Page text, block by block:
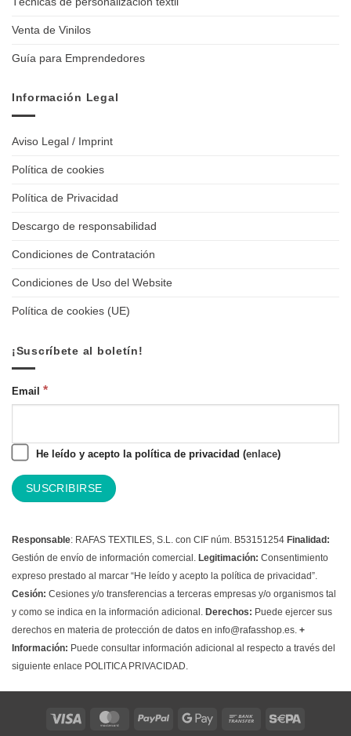
Venta de Vinilos
Guía para Emprendedores
Información Legal
Aviso Legal / Imprint
Política de cookies
Política de Privacidad
Descargo de responsabilidad
Condiciones de Contratación
Condiciones de Uso del Website
Política de cookies (UE)
¡Suscríbete al boletín!
Email *
He leído y acepto la política de privacidad (enlace)
Responsable: RAFAS TEXTILES, S.L. con CIF núm. B53151254 Finalidad:
Gestión de envío de información comercial. Legitimación: Consentimiento
expreso prestado al marcar “He leído y acepto la política de privacidad”.
Cesión: Cesiones y/o transferencias a terceras empresas y/o organismos tal
y como se indica en la información adicional. Derechos: Puede ejercer sus
derechos en materia de protección de datos en info@rafasshop.es. +
Información: Puede consultar información adicional al respecto a través del
siguiente enlace POLITICA PRIVACIDAD.
Visa MasterCardPayPal
Google
Bank